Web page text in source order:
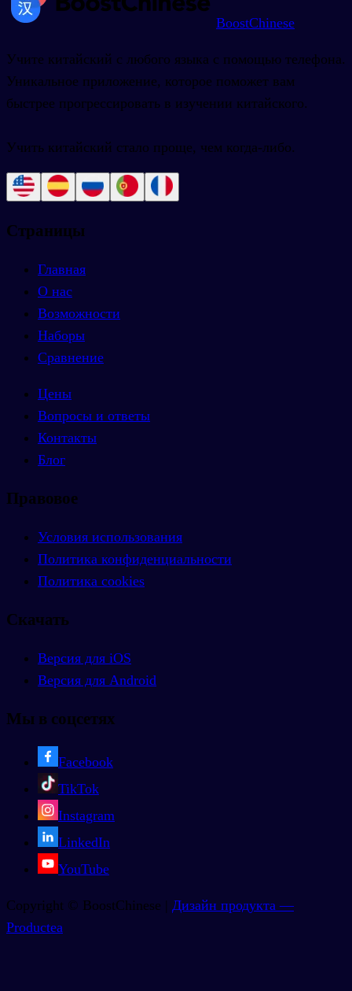
BoostChinese
Учите китайский с любого языка с помощью телефона.
Уникальное приложение, которое поможет вам
быстрее прогрессировать в изучении китайского.
Учить китайский стало проще, чем когда-либо.
Страницы
Главная
О нас
Возможности
Наборы
Сравнение
Цены
Вопросы и ответы
Контакты
Блог
Правовое
Условия использования
Политика конфиденциальности
Политика cookies
Скачать
Версия для iOS
Версия для Android
Мы в соцсетях
Facebook
TikTok
Instagram
LinkedIn
YouTube
Copyright © BoostChinese | Дизайн продукта —
Productea